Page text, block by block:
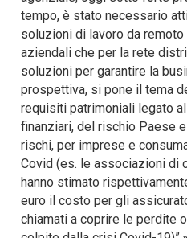
tempo, è stato necessario
soluzioni di lavoro da
aziendali che per la rete
soluzioni per garantire la
prospettiva, si pone il tema
requisiti patrimoniali legato
finanziari, del rischio Paese
rischi, per imprese e
Covid (es. le associazioni di
hanno stimato
euro il costo per gli
chiamati a coprire le perdite